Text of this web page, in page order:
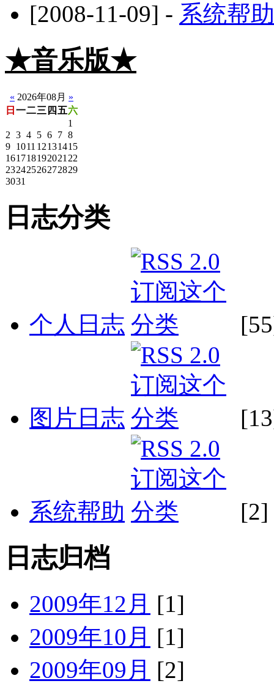
[2008-11-09] - 系统帮
★音乐版★
« 2026年08月 »
日 一二三 四 五六
1
2 3 4 5 6 7 8
9 1011 12131415
161718192021 22
23242526272829
3031
日志分类
个人日志
图片日志
系统帮助 [2]
日志归档
2009年12月 [1]
2009年10月 [1]
2009年09月 [2]